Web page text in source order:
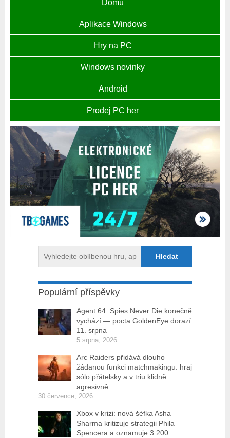
Domů
Aplikace Windows
Hry na PC
Windows novinky
Android
Prodej PC her
Populární příspěvky
Agent 64: Spies Never Die konečně
vychází — pocta GoldenEye dorazí
11. srpna
5 srpna, 2026
Arc Raiders přidává dlouho
žádanou funkci matchmakingu: hraj
sólo přátelsky a v triu klidně
agresivně
30 července, 2026
Xbox v krizi: nová šéfka Asha
Sharma kritizuje strategii Phila
Spencera a oznamuje 3 200